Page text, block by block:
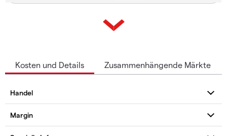
Kosten und Details Zusammenhängende Märkte